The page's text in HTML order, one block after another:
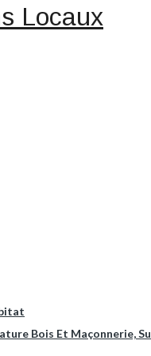
Bois Et Maçonnerie,
? Un